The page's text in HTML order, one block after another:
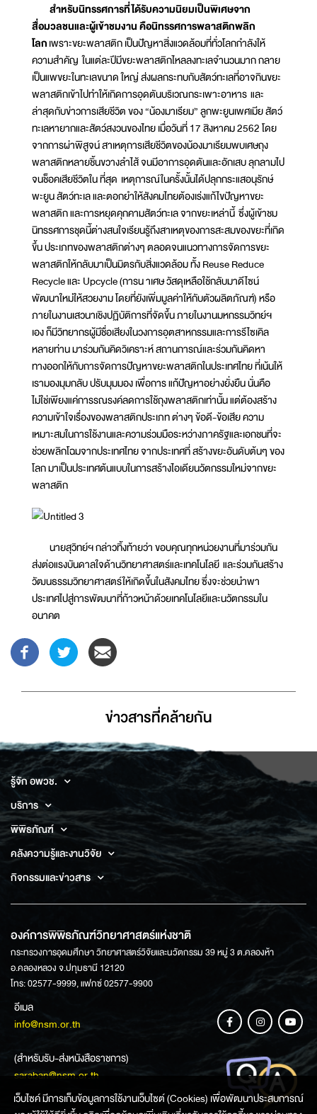
สำหรับนิทรรศการที่ได้รับความนิยมเป็นพิเศษจาก
สื่อมวลชนและผู้เข้าชมงาน คือนิทรรศการพลาสติกพลิก
โลกเพราะขยะพลาสติก เป็นปัญหาสิ่งแวดล้อมที่ทั่วโลกกำลังให้
ความสำคัญ ในแต่ละปีมีขยะพลาสติกไหลลงทะเลจำนวนมาก กลาย
เป็นแพขยะในทะเลขนาด ใหญ่ ส่งผลกระทบกับสัตว์ทะเลที่อาจกินขยะ
พลาสติกเข้าไปทำให้เกิดการอุดตันบริเวณกระเพาะอาหาร และ
ล่าสุดกับข่าวการเสียชีวิต ของ “น้องมาเรียม” ลูกพะยูนเพศเมีย สัตว์
ทะเลหายากและสัตว์สงวนของไทย เมื่อวันที่ 17 สิงหาคม 2562 โดย
จากการผ่าพิสูจน์ สาเหตุการเสียชีวิตของน้องมาเรียมพบเศษถุง
พลาสติกหลายชิ้นขวางลำไส้ จนมีอาการอุดตันและอักเสบ ลุกลามไป
จนช็อคเสียชีวิตใน ที่สุด เหตุการณ์ในครั้งนั้นได้ปลุกกระแสอนุรักษ์
พะยูน สัตว์ทะเล และตอกยำให้สังคมไทยต้องเร่งแก้ไขปัญหาขยะ
พลาสติก และการหยุดคุกคามสัตว์ทะเล จากขยะเหล่านี้ ซึ่งผู้เข้าชม
นิทรรศการชุดนี้ต่างสนใจเรียนรู้ถึงสาเหตุของการสะสมของขยะที่เกิด
ขึ้น ประเภทของพลาสติกต่างๆ ตลอดจนแนวทางการจัดการขยะ
พลาสติกให้กลับมาเป็นมิตรกับสิ่งแวดล้อม ทั้ง Reuse Reduce
Recycle และ Upcycle (การน าเศษ วัสดุเหลือใช้กลับมาดีไซน์
พัฒนาใหม่ให้สวยงาม โดยที่ยังเพิ่มมูลค่าให้กับตัวผลิตภัณฑ์) หรือ
ภายในงานเสวนาเชิงปฏิบัติการที่จัดขึ้น ภายในงานมหกรรมวิทย์ฯ
เอง ก็มีวิทยากรผู้มีชื่อเสียงในวงการอุตสาหกรรมและการรีไซเคิล
หลายท่าน มาร่วมกันคิดวิเคราะห์ สถานการณ์และร่วมกันคิดหา
ทางออกให้กับการจัดการปัญหาขยะพลาสติกในประเทศไทย ที่เน้นให้
เรามองมุมกลับ ปรับมุมมอง เพื่อการ แก้ปัญหาอย่างยั่งยืน นั่นคือ
ไม่ใช่เพียงแค่การรณรงค์ลดการใช้ถุงพลาสติกเท่านั้น แต่ต้องสร้าง
ความเข้าใจเรื่องของพลาสติกประเภท ต่างๆ ข้อดี-ข้อเสีย ความ
เหมาะสมในการใช้งานและความร่วมมือระหว่างภาครัฐและเอกชนที่จะ
ช่วยพลิกโฉมจากประเทศไทย จากประเทศที่ สร้างขยะอันดับต้นๆ ของ
โลก มาเป็นประเทศต้นแบบในการสร้างไอเดียนวัตกรรมใหม่จากขยะ
พลาสติก
นายสุวิทย์ฯ กล่าวทิ้งท้ายว่า ขอบคุณทุกหน่วยงานที่มาร่วมกัน
ส่งต่อแรงบันดาลใจด้านวิทยาศาสตร์และเทคโนโลยี และร่วมกันสร้าง
วัฒนธรรมวิทยาศาสตร์ให้เกิดขึ้นในสังคมไทย ซึ่งจะช่วยนำพา
ประเทศไปสู่การพัฒนาที่ก้าวหน้าด้วยเทคโนโลยีและนวัตกรรมใน
อนาคต
ข่าวสารที่่คล้ายกัน
รู้จัก อพวช.
บริการ
พิพิธภัณฑ์
คลังความรู้และงานวิจัย
กิจกรรมและข่าวสาร
องค์การพิพิธภัณฑ์วิทยาศาสตร์แห่งชาติ
กระทรวงการอุดมศึกษา วิทยาศาสตร์วิจัยและนวัตกรรม 39 หมู่ 3 ต.คลองห้า
อ.คลองหลวง จ.ปทุมธานี 12120
โทร: 02577-9999, แฟกซ์ 02577-9900
อีเมล
info@nsm.or.th
(สำหรับรับ-ส่งหนังสือราชการ)
saraban@nsm.or.th
เว็บไซค์ มีการเก็บข้อมูลการใช้งานเว็บไซต์ (Cookies) เพื่อพัฒนาประสบการณ์